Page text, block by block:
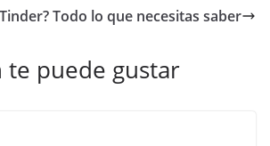
Todo lo que necesitas saber
te puede gustar